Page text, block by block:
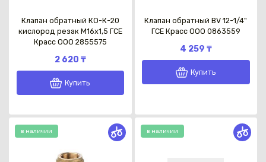
Клапан обратный КО-К-20
кислород резак M16x1,5 ГСЕ
Красс OOO 2855575
2 620 ₸
Купить
Клапан обратный BV 12-1/4"
ГСЕ Красс OOO 0863559
4 259 ₸
Купить
в наличии в наличии